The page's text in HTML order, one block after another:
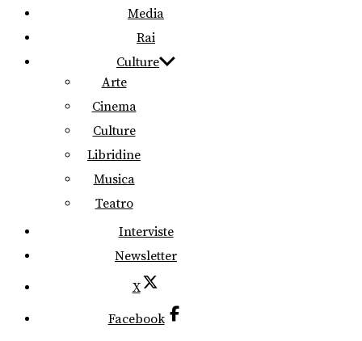
Media
Rai
Culture
Arte
Cinema
Culture
Libridine
Musica
Teatro
Interviste
Newsletter
X
Facebook